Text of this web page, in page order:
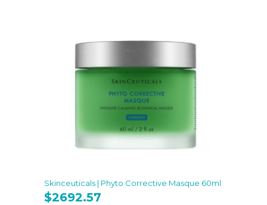
Skinceuticals | Phyto Corrective Masque 60ml
$2692.57